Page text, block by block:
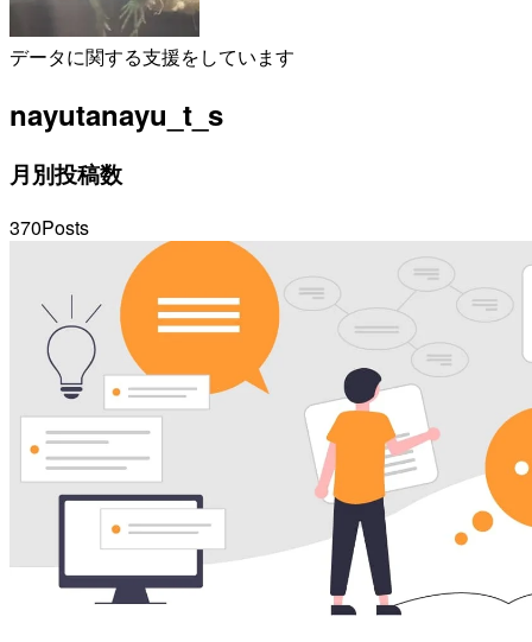
データに関する支援をしています
nayutanayu_t_s
月別投稿数
370Posts